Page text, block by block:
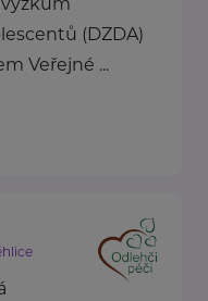
(DZDA)
Veřejné ...